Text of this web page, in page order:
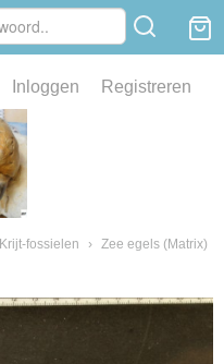
Inloggen Registreren
fossielen › Zee egels (Matrix)